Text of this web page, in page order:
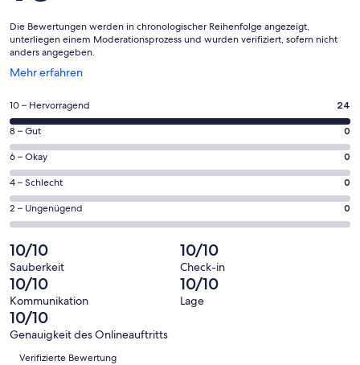
Die Bewertungen werden in chronologischer Reihenfolge angezeigt,
unterliegen einem Moderationsprozess und wurden verifiziert, sofern nicht
anders angegeben.
Mehr erfahren
Wird
einem
neuen
Fenster
geöffnet
24
von
insgesamt
24
Gästebewertungen
haben
eine
Bewertung
von
10
-
Hervorragend
10 – Hervorragend 24
0
von
insgesamt
24
Gästebewertungen
haben
eine
Bewertung
von
8
-
Gut
8 – Gut 0
0
von
insgesamt
24
Gästebewertungen
haben
eine
Bewertung
von
6
-
Okay
6 – Okay 0
0
von
insgesamt
Gästebewertungen
haben
eine
Bewertung
von
4
4 – Schlecht 0
0
von
insgesamt
24
Gästebewertungen
haben
eine
Bewertung
von
2 – Ungenügend 0
10/10
Sauberkeit
10/10
Check-in
10/10
Kommunikation
10/10
Lage
10/10
Genauigkeit des Onlineauftritts
Bewertungen
Verifizierte Bewertung